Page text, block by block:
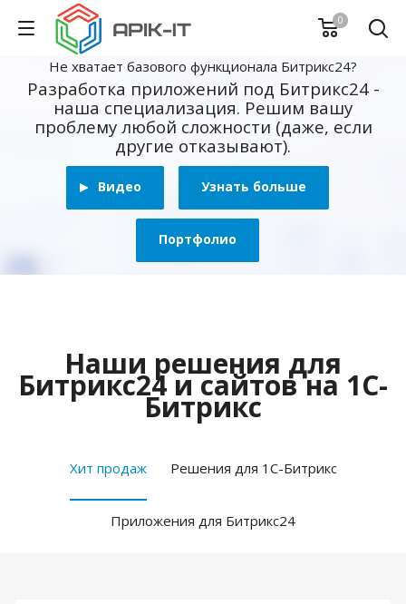
0
Не хватает базового функционала Битрикс24?
Разработка приложений под Битрикс24 -
наша специализация. Решим вашу
проблему любой сложности (даже, если
другие отказывают).
Видео Узнать больше
Портфолио
Наши решения для
Битрикс24 и сайтов на 1С-
Битрикс
Хит продаж Решения для 1С-Битрикс
Приложения для Битрикс24